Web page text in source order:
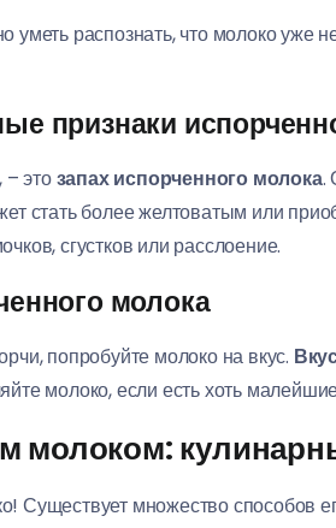
распознать, что молоко уже
признаки
– этозапах испорченного молока.
стать более желтоватым или
сгустков или расслоение.
молока
попробуйте молоко на вкус.
молоко, если есть хоть
молоком:
Существует множество способов